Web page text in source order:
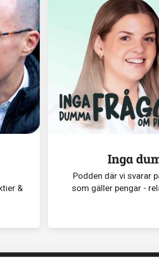
&
Inga
Podden där vi svarar
som gäller pengar -